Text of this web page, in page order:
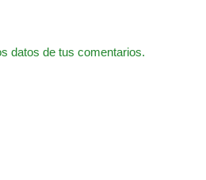
datos de tus comentarios.